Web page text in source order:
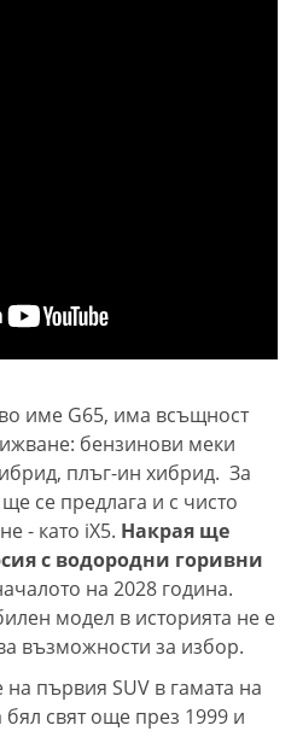
име G65, има всъщност
бензинови меки
плъг-ин хибрид. За
се предлага и с чисто
- като iX5. Накрая ще
с водородни горивни
на 2028 година.
модел в историята не е
възможности за избор.
първия SUV в гамата на
свят още през 1999 и